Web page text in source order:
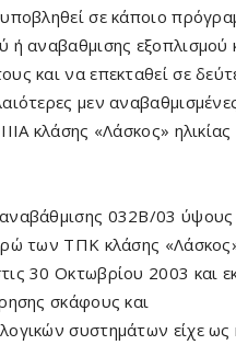
σε κάποιο
ή αναβαθμισης εξοπλισμού
και να επεκταθεί σε
μεν
κλάσης «Λάσκος»
032Β/03 ύψους
των ΤΠΚ κλάσης
30 Οκτωβρίου 2003 και
σκάφους και
συστημάτων είχε ως